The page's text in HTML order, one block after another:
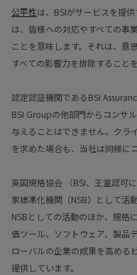
公平性は、BSIがサービスを提
は、皆様への対応やすべての事
ことを意味します。それは、意
すべての影響力を排除すること
認定認証機関であるBSI
BSI Groupの他部門からコンサ
与えることはできません。クラ
を求めた場合も、当社は同様に
英国規格協会 （BSI、王室認可
家標準化機関（NSB）として活
NSBとしての活動のほか、規格
価ツール、ソフトウェア、製品
ローバルの企業の成果を高める
提供しています。